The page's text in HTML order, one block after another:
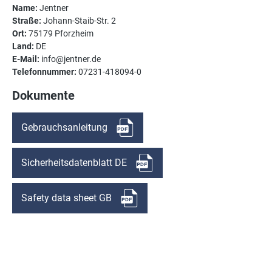
Name: Jentner
Straße: Johann-Staib-Str. 2
Ort: 75179 Pforzheim
Land: DE
E-Mail: info@jentner.de
Telefonnummer: 07231-418094-0
Dokumente
Gebrauchsanleitung
Sicherheitsdatenblatt DE
Safety data sheet GB